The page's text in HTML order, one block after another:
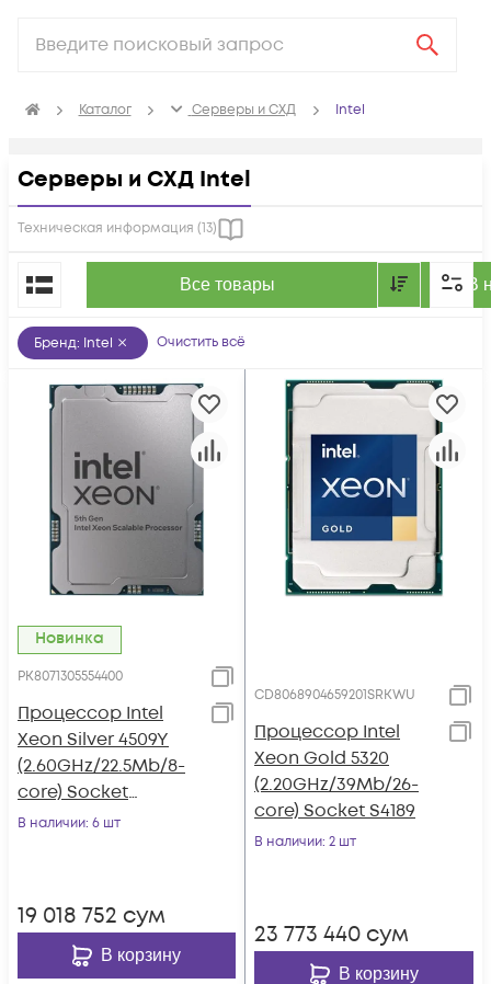
Каталог Серверы и СХД Intel
Серверы и СХД Intel
Техническая информация (13)
Все товары В
По популярности
Бренд: Intel Очистить всё
Новинка
PK8071305554400
Процессор Intel
Xeon Silver 4509Y
(2.60GHz/22.5Mb/8-
core) Socket
LGA4677
В наличии: 6 шт
19 018 752 сум
В корзину
CD8068904659201SRKWU
Процессор Intel
Xeon Gold 5320
(2.20GHz/39Mb/26-
core) Socket S4189
В наличии: 2 шт
23 773 440 сум
В корзину